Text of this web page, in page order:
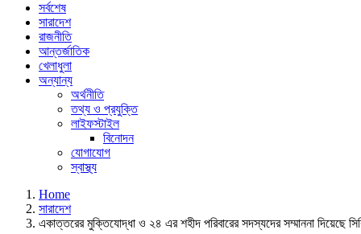
সর্বশেষ
সারাদেশ
রাজনীতি
আন্তর্জাতিক
খেলাধুলা
অন্যান্য
অর্থনীতি
তথ্য ও প্রযুক্তি
লাইফস্টাইল
বিনোদন
যোগাযোগ
স্বাস্থ্য
Home
সারাদেশ
একাত্তরের মুক্তিযোদ্ধা ও ২৪ এর শহীদ পরিবারের সদস্যদের সম্মাননা দিয়েছে